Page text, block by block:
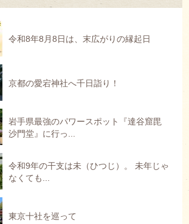
令和8年8月8日は、末広がりの縁起日
京都の愛宕神社へ千日詣り！
岩手県最強のパワースポット『達谷窟毘
沙門堂』に行っ...
令和9年の干支は未（ひつじ）。 未年じゃ
なくても...
東京十社を巡って